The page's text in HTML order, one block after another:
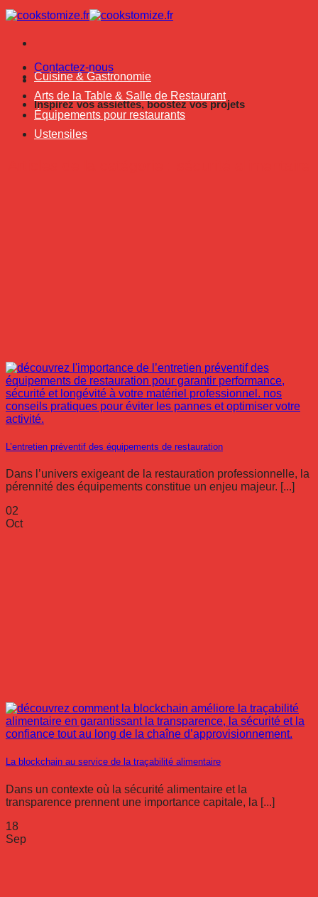
Passer
au
Contactez-nous
Inspirez vos assiettes, boostez vos projets
Cuisine & Gastronomie
Arts de la Table & Salle de Restaurant
Équipements pour restaurants
Ustensiles
L’entretien préventif des équipements de restauration
Dans l’univers exigeant de la restauration professionnelle, la
pérennité des équipements constitue un enjeu majeur. [...]
02
Oct
La blockchain au service de la traçabilité alimentaire
Dans un contexte où la sécurité alimentaire et la
transparence prennent une importance capitale, la [...]
18
Sep